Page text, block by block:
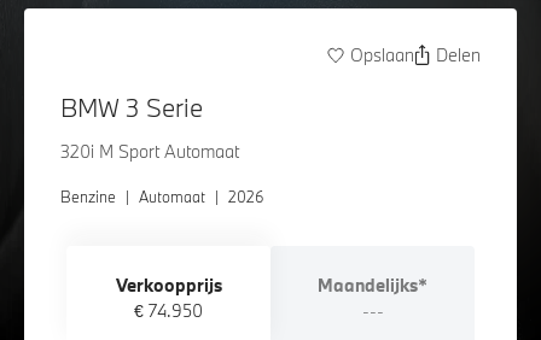
Opslaan Delen
BMW 3 Serie
320i M Sport Automaat
Benzine | Automaat | 2026
Verkoopprijs
€ 74.950
Maandelijks*
---